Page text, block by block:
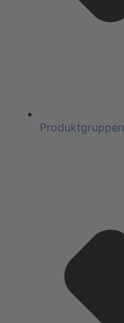
Produktgruppen